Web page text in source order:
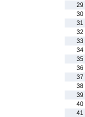
29
30
31
32
33
34
35
36
37
38
39
40
41